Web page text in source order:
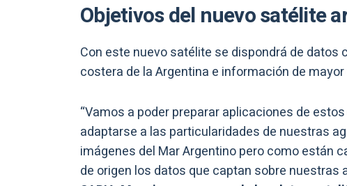
Objetivos del nuevo satélite
Con este nuevo satélite se dispondrá de datos
costera de la Argentina e información de
“Vamos a poder preparar aplicaciones de
adaptarse a las particularidades de nuestras
imágenes del Mar Argentino pero como están
de origen los datos que captan sobre nuestras